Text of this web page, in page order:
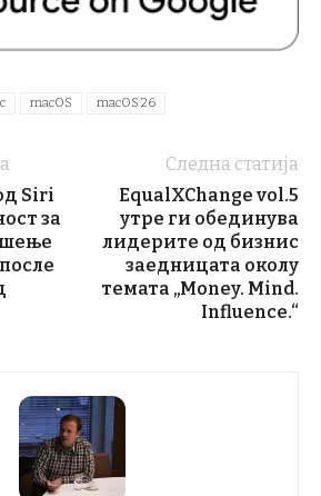
macOS macOS 26
Siri
за
Следна статија
EqualXChange vol.5
утре ги обединува
лидерите од бизнис
заедницата околу
темата „Money. Mind.
Influence.“